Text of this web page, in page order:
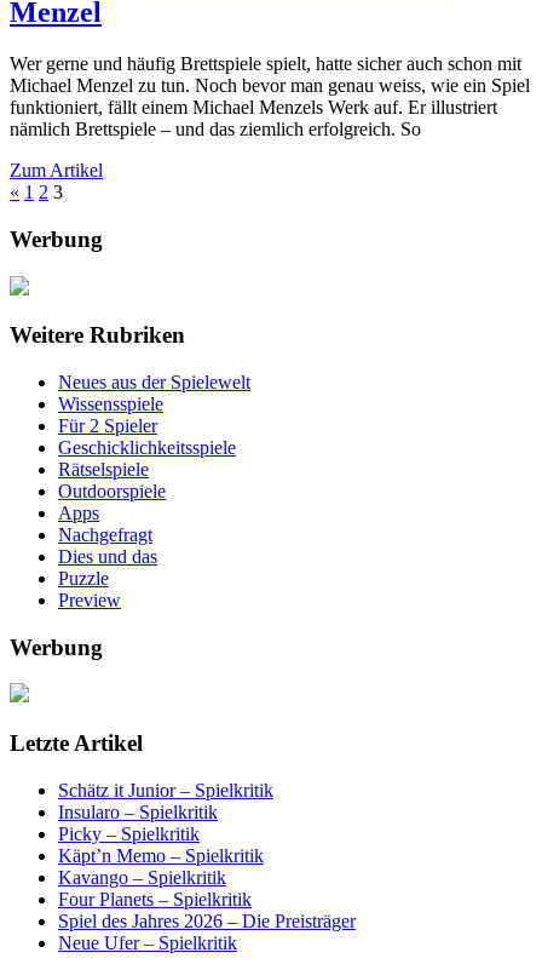
Menzel
Wer gerne und häufig Brettspiele spielt, hatte sicher auch schon mit
Michael Menzel zu tun. Noch bevor man genau weiss, wie ein Spiel
funktioniert, fällt einem Michael Menzels Werk auf. Er illustriert
nämlich Brettspiele – und das ziemlich erfolgreich. So
Zum Artikel
Seitennummerierung
der
Beiträge
« Vorherige
1 2 3
Werbung
Weitere Rubriken
Neues aus der Spielewelt
Wissensspiele
Für 2 Spieler
Geschicklichkeitsspiele
Rätselspiele
Outdoorspiele
Apps
Nachgefragt
Dies und das
Puzzle
Preview
Werbung
Letzte Artikel
Schätz it Junior – Spielkritik
Insularo – Spielkritik
Picky – Spielkritik
Käpt’n Memo – Spielkritik
Kavango – Spielkritik
Four Planets – Spielkritik
Spiel des Jahres 2026 – Die Preisträger
Neue Ufer – Spielkritik